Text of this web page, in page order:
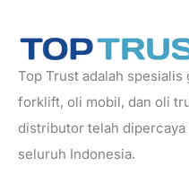
Top Trust adalah
forklift, oli mobil, dan oli
distributor telah
seluruh Indonesia.